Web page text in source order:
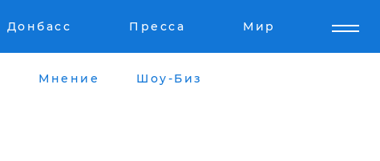
Донбасс Пресса Мир
Мнение Шоу-Биз